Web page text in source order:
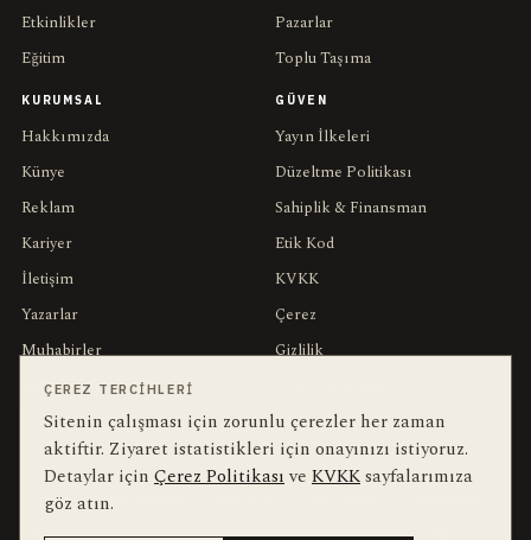
Etkinlikler
Eğitim
Pazarlar
Toplu Taşıma
KURUMSAL
Hakkımızda
Künye
Reklam
Kariyer
İletişim
Yazarlar
Muhabirler
Editörler
GÜVEN
Yayın İlkeleri
Düzeltme Politikası
Sahiplik & Finansman
Etik Kod
KVKK
Çerez
Gizlilik
YEREL ARANANLAR bu hafta en çok aranan
İnegöl inegol-belediyesi
ÇEREZ TERCIHLERI
Sitenin çalışması için zorunlu çerezler her zaman
aktiftir. Ziyaret istatistikleri için onayınızı istiyoruz.
Detaylar için Çerez Politikasıve KVKKsayfalarımıza
göz atın.